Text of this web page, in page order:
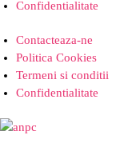
Confidentialitate
Contacteaza-ne
Politica Cookies
Termeni si conditii
Confidentialitate